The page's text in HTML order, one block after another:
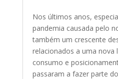
Nos últimos anos,
pandemia causada pelo
também um crescente
relacionados a uma nova
consumo e
passaram a fazer parte